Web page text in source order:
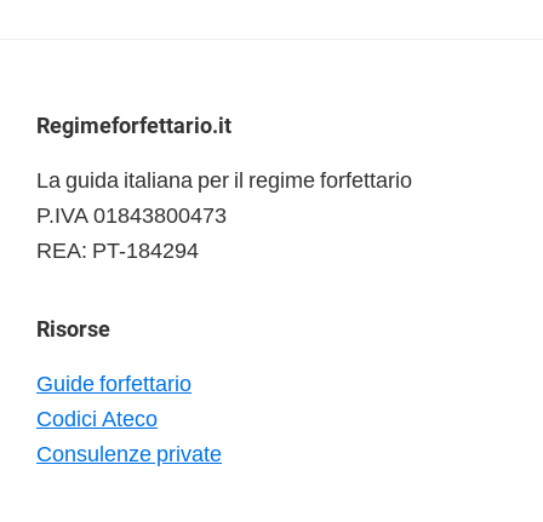
Footer
Regimeforfettario.it
La guida italiana per il regime forfettario
P.IVA 01843800473
REA: PT-184294
Risorse
Guide forfettario
Codici Ateco
Consulenze private